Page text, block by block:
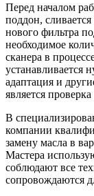
Перед началом
поддон,
нового фильтра
необходимое
сканера в
устанавливается
адаптация и
является
В
компании
замену масла в
Мастера
соблюдают все
сопровождаются